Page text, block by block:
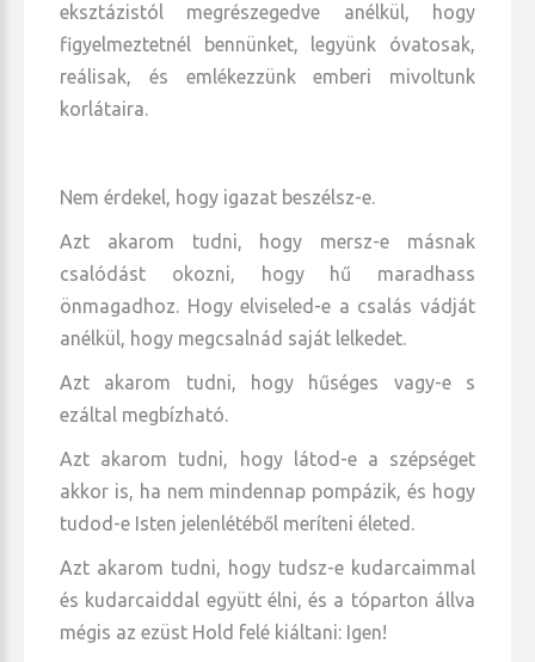
eksztázistól megrészegedve anélkül, hogy
figyelmeztetnél bennünket, legyünk óvatosak,
reálisak, és emlékezzünk emberi mivoltunk
korlátaira.
Nem érdekel, hogy igazat beszélsz-e.
Azt akarom tudni, hogy mersz-e másnak
csalódást okozni, hogy hű maradhass
önmagadhoz. Hogy elviseled-e a csalás vádját
anélkül, hogy megcsalnád saját lelkedet.
Azt akarom tudni, hogy hűséges vagy-e s
ezáltal megbízható.
Azt akarom tudni, hogy látod-e a szépséget
akkor is, ha nem mindennap pompázik, és hogy
tudod-e Isten jelenlétéből meríteni életed.
Azt akarom tudni, hogy tudsz-e kudarcaimmal
és kudarcaiddal együtt élni, és a tóparton állva
mégis az ezüst Hold felé kiáltani: Igen!